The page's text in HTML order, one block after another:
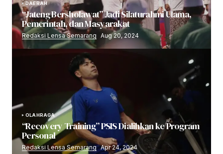
DAERAH
“Jateng Bersholawat” Jadi Silaturahmi Ulama,
Pemerintah, dan Masyarakat
Redaksi Lensa Semarang Aug 20, 2024
OLAHRAGA
“Recovery Training” PSIS Dialihkan ke Program
Personal
Redaksi Lensa Semarang Apr 24, 2024